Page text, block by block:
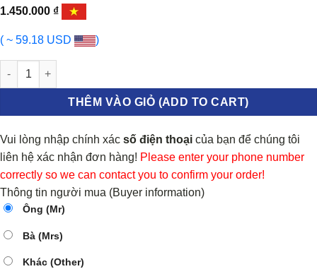
1.450.000 ₫
( ~ 59.18 USD )
PU LY MÁY PHÁT NISSAN TEANA số lượng
THÊM VÀO GIỎ (ADD TO CART)
Vui lòng nhập chính xác số điện thoại của bạn để chúng tôi
liên hệ xác nhận đơn hàng! Please enter your phone number
correctly so we can contact you to confirm your order!
Thông tin người mua (Buyer information)
Ông (Mr)
Bà (Mrs)
Khác (Other)